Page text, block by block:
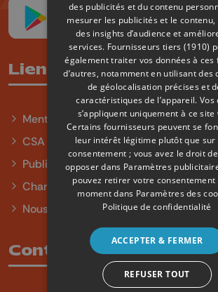
Liens utiles
Mentions légales
CSA
Publicité
Charte sur l'égalité et la diversité
Nous contacter
Contact
des publicités et du contenu
mesurer les publicités et le
des insights d’audience et
services. Fournisseurs tiers (1910)
également traiter vos données à ces
d’autres, notamment en utilisant des
de géolocalisation précises et
caractéristiques de l’appareil. Vos
s’appliquent uniquement à ce site
Certains fournisseurs peuvent se
leur intérêt légitime plutôt que sur
consentement ; vous avez le droit
opposer dans Paramètres
pouvez retirer votre consentement
moment dans Paramètres des
Politique de confidentialité
ACCEPTER & FERMER
REFUSER TOUT